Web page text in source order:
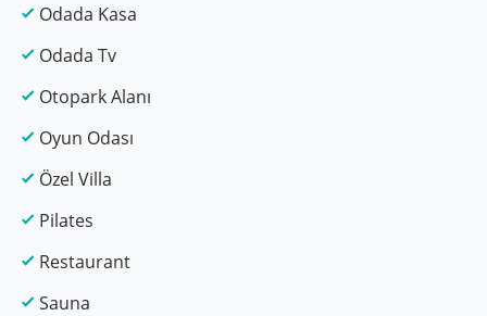
Odada Kasa
Odada Tv
Otopark Alanı
Oyun Odası
Özel Villa
Pilates
Restaurant
Sauna